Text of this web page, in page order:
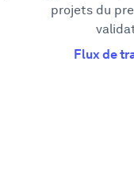
projets du
Flux de